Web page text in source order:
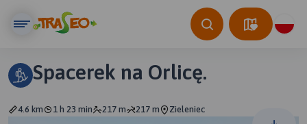
Spacerek na Orlicę.
4.6 km 1 h 23 min 217 m 217 m Zieleniec